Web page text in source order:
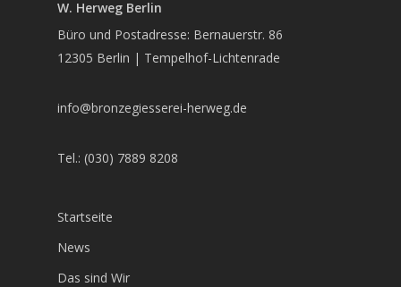
W. Herweg Berlin
Büro und Postadresse: Bernauerstr. 86
12305 Berlin | Tempelhof-Lichtenrade
info@bronzegiesserei-herweg.de
Tel.: (030) 7889 8208
Startseite
News
Das sind Wir